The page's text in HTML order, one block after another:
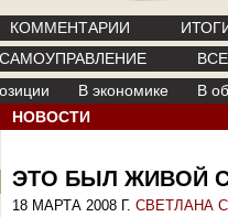
КОММЕНТАРИИ
САМОУПРАВЛЕНИЕ
В экономике
В
НОВОСТИ
ЭТО БЫЛ ЖИВОЙ
18 МАРТА 2008 Г. СВЕТЛАНА